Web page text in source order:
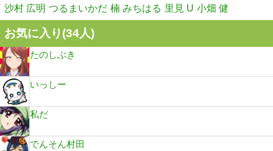
沙村 広明 つるまいかだ 楠 みちはる 里見 U 小畑 健
お気に入り(34人)
たのしぶき
いっしー
私だ
でんそん村田